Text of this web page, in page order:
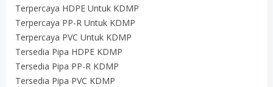
Terpercaya HDPE Untuk KDMP
Terpercaya PP-R Untuk KDMP
Terpercaya PVC Untuk KDMP
Tersedia Pipa HDPE KDMP
Tersedia Pipa PP-R KDMP
Tersedia Pipa PVC KDMP